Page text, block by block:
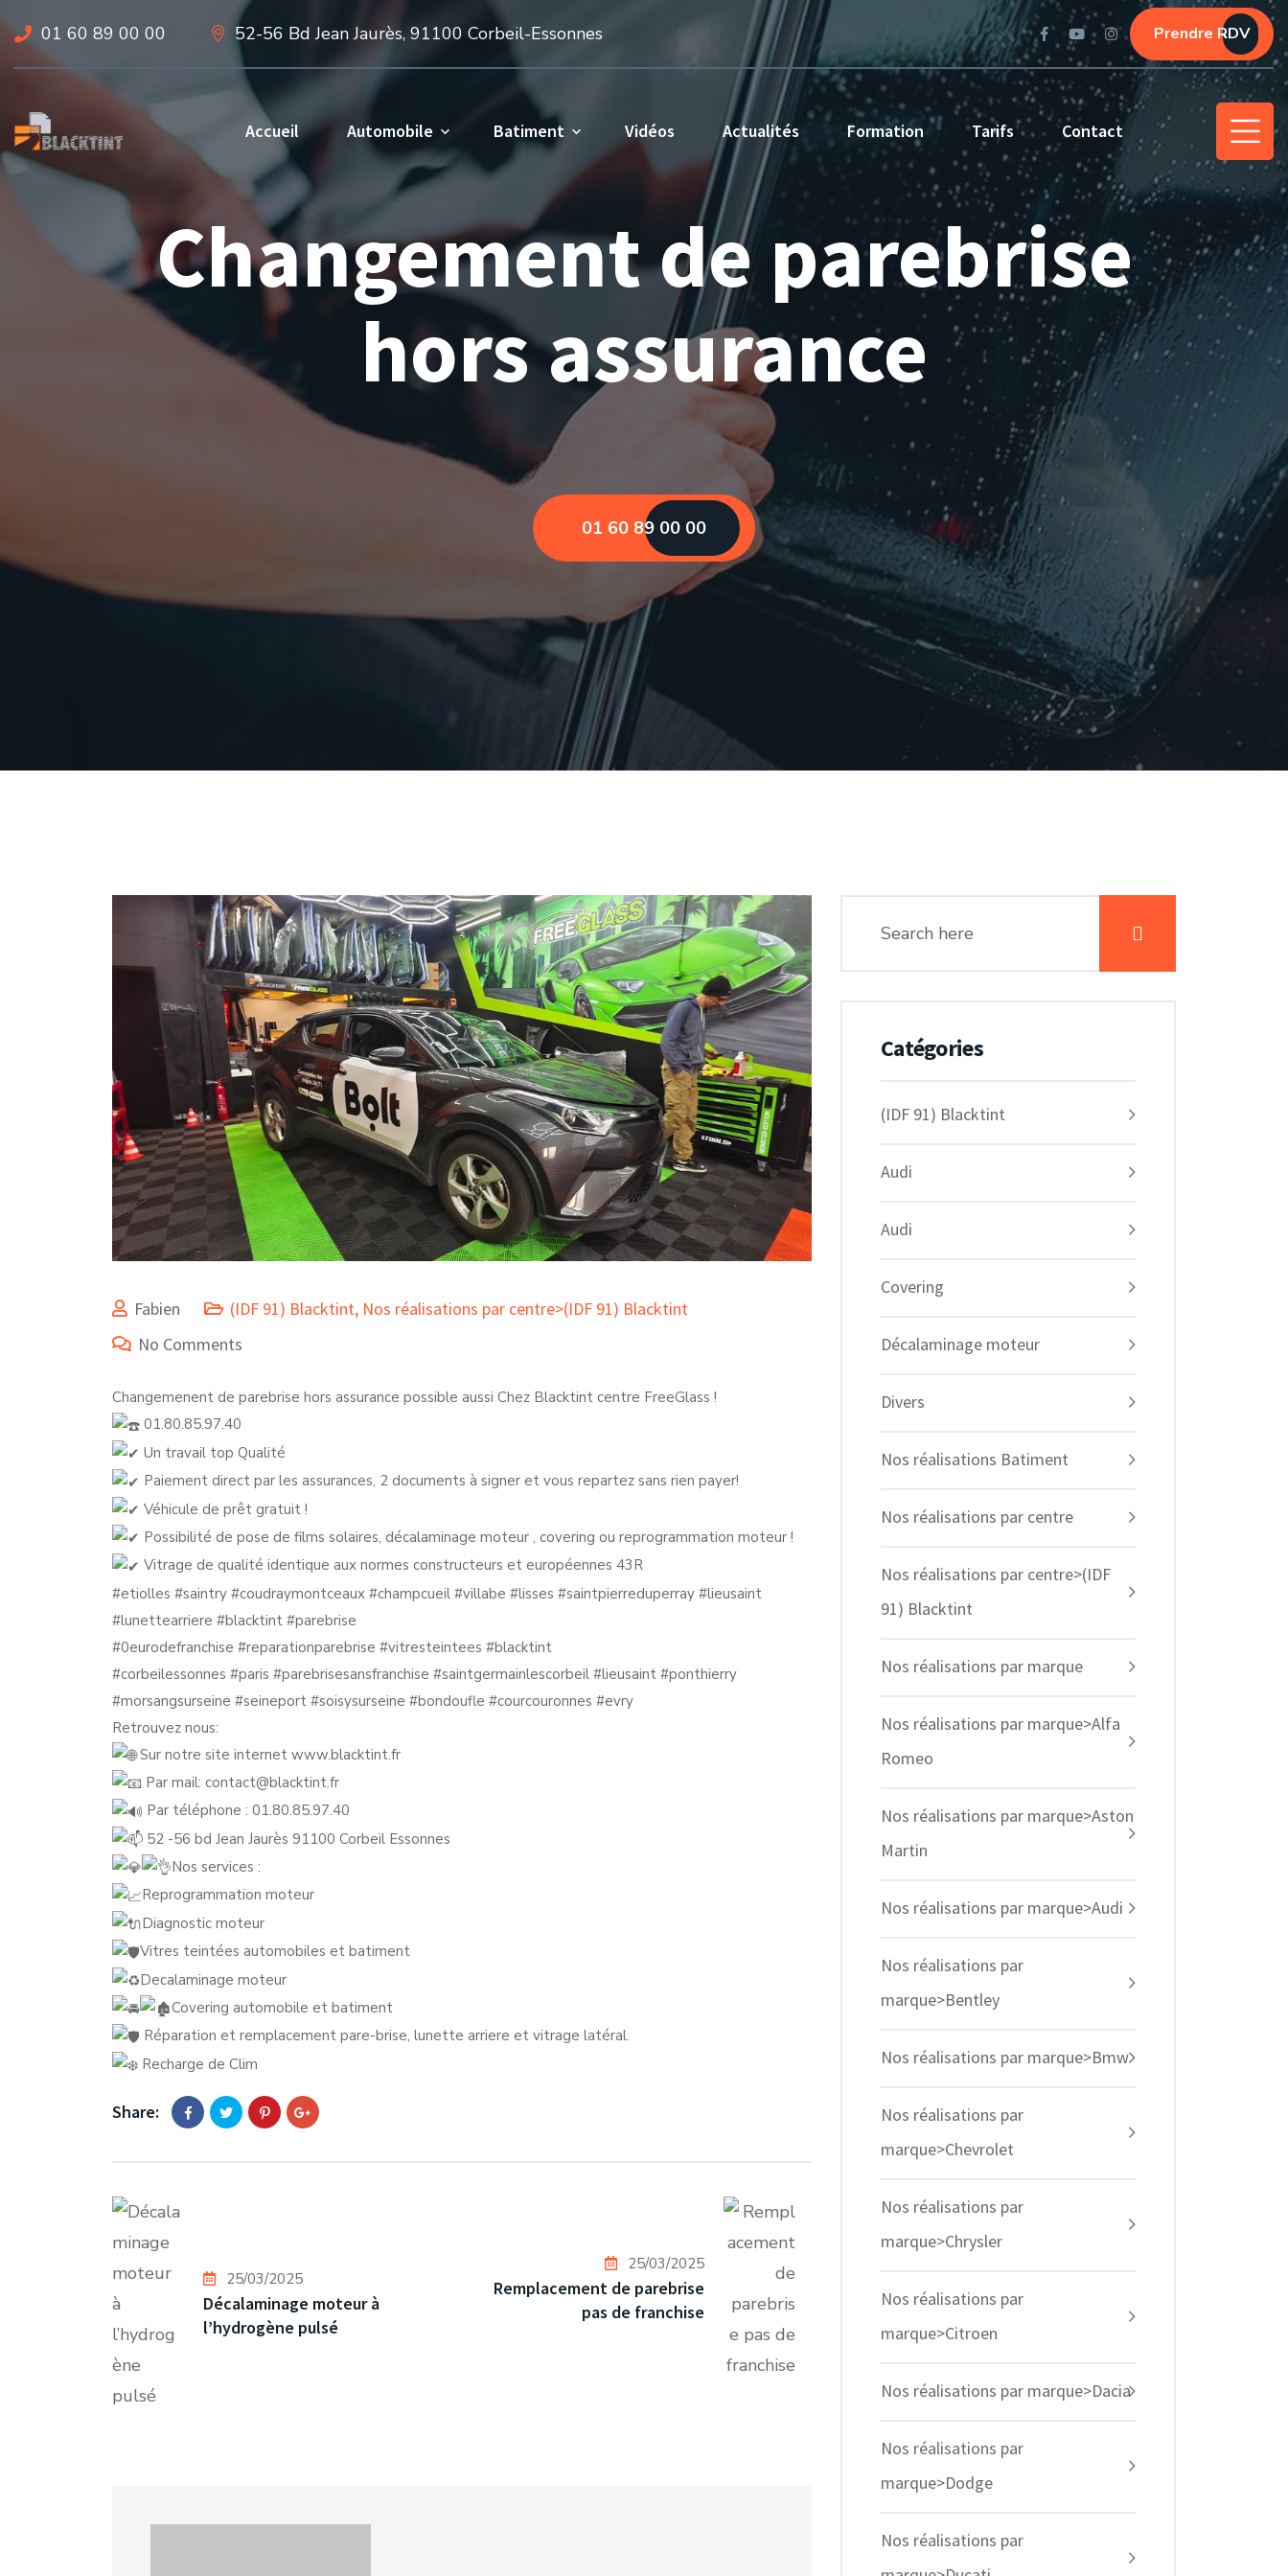
01 60 89 00 00 52-56 Bd Jean Jaurès, 91100 Corbeil-Essonnes Prendre RDV
Accueil Automobile Batiment Vidéos Actualités Formation Tarifs Contact
Changement de parebrise
hors assurance
01 60 89 00 00
Fabien (IDF 91) Blacktint, Nos réalisations par centre>(IDF 91) Blacktint
No Comments
Changemenent de parebrise hors assurance possible aussi Chez Blacktint centre FreeGlass !
01.80.85.97.40
Un travail top Qualité
Paiement direct par les assurances, 2 documents à signer et vous repartez sans rien payer!
Véhicule de prêt gratuit !
Possibilité de pose de films solaires, décalaminage moteur , covering ou reprogrammation moteur !
Vitrage de qualité identique aux normes constructeurs et européennes 43R
#etiolles #saintry #coudraymontceaux #champcueil #villabe #lisses #saintpierreduperray #lieusaint
#lunettearriere #blacktint #parebrise
#0eurodefranchise #reparationparebrise #vitresteintees #blacktint
#corbeilessonnes #paris #parebrisesansfranchise #saintgermainlescorbeil #lieusaint #ponthierry
#morsangsurseine #seineport #soisysurseine #bondoufle #courcouronnes #evry
Retrouvez nous:
Sur notre site internet www.blacktint.fr
Par mail: contact@blacktint.fr
Par téléphone : 01.80.85.97.40
52 -56 bd Jean Jaurès 91100 Corbeil Essonnes
Nos services :
Reprogrammation moteur
Diagnostic moteur
Vitres teintées automobiles et batiment
Decalaminage moteur
Covering automobile et batiment
Réparation et remplacement pare-brise, lunette arriere et vitrage latéral.
Recharge de Clim
Share:
25/03/2025
Décalaminage moteur à
l’hydrogène pulsé
25/03/2025
Remplacement de parebrise
pas de franchise
Catégories
(IDF 91) Blacktint
Audi
Audi
Covering
Décalaminage moteur
Divers
Nos réalisations Batiment
Nos réalisations par centre
Nos réalisations par centre>(IDF
91) Blacktint
Nos réalisations par marque
Nos réalisations par marque>Alfa
Romeo
Nos réalisations par marque>Aston
Martin
Nos réalisations par marque>Audi
Nos réalisations par
marque>Bentley
Nos réalisations par marque>Bmw
Nos réalisations par
marque>Chevrolet
Nos réalisations par
marque>Chrysler
Nos réalisations par
marque>Citroen
Nos réalisations par marque>Dacia
Nos réalisations par
marque>Dodge
Nos réalisations par